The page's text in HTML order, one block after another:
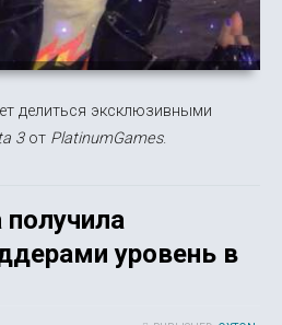
делиться эксклюзивными
3от PlatinumGames.
получила
уровень в